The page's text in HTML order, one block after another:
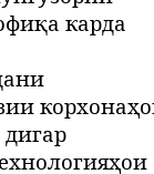
карда